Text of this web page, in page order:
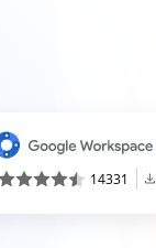
14331